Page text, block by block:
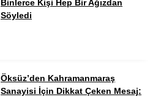
Binlerce Kişi Hep Bir Ağızdan
Söyledi
Öksüz’den Kahramanmaraş
Sanayisi İçin Dikkat Çeken Mesaj: